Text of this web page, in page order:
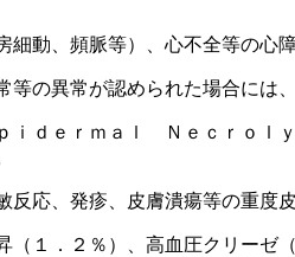
動、頻脈等）、心不全等の心
の異常が認められた場合には
ｄｅｒｍａｌ Ｎｅｃｒｏｌ
応、発疹、皮膚潰瘍等の重度
１．２％）、高血圧クリーゼ